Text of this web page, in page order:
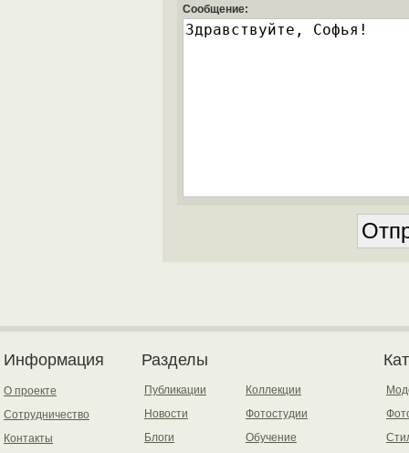
Сообщение:
Информация
О проекте
Сотрудничество
Контакты
Разделы
Публикации
Новости
Блоги
Коллекции
Фотостудии
Обучение